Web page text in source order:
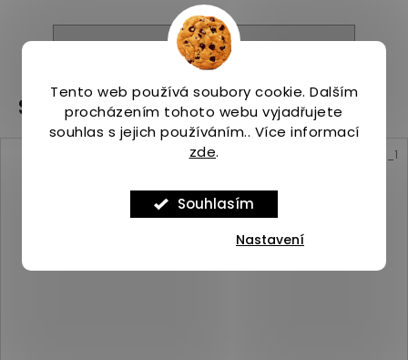
Tento web používá soubory cookie. Dalším
procházením tohoto webu vyjadřujete
souhlas s jejich používáním.. Více informací
zde.
Souhlasím
Nastavení
ZOBRAZIT VŠECHNY PODOBNÉ PRODUKTY
Související produkty
ASP_00101420_1_1